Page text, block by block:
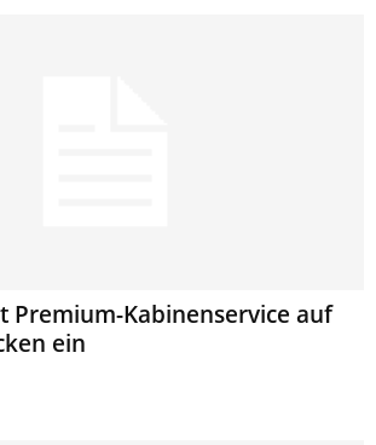
Premium-Kabinenservice auf
ein